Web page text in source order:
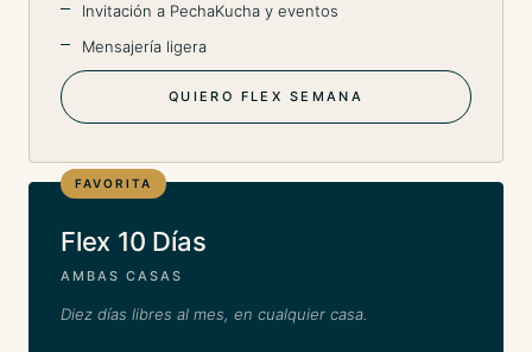
Invitación a PechaKucha y eventos
Mensajería ligera
QUIERO FLEX SEMANA
FAVORITA
Flex 10 Días
AMBAS CASAS
Diez días libres al mes, en cualquier casa.